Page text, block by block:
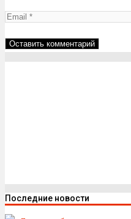
Последние новости